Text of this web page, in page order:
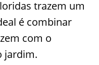
trazem um
é combinar
com o
jardim.